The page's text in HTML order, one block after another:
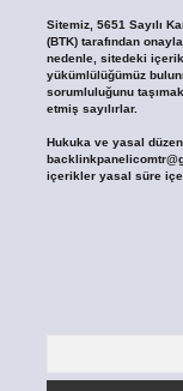
Sitemiz, 5651 Sayılı
(BTK) tarafından
nedenle, sitedeki
yükümlülüğümüz
sorumluluğunu
etmiş sayılırlar.
Hukuka ve yasal
içerikler yasal süre